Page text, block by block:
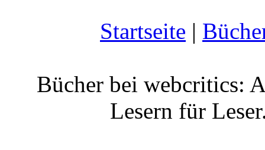
Startseite |
Bücher bei webcritics:
Lesern für